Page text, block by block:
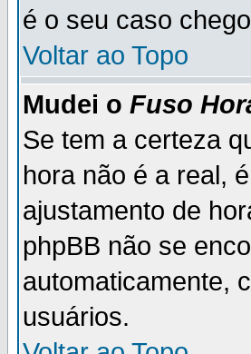
é o seu caso
Voltar ao Topo
Mudei o Fuso
Se tem a certeza
hora não é a real,
ajustamento de
phpBB não se
automaticamente,
usuários.